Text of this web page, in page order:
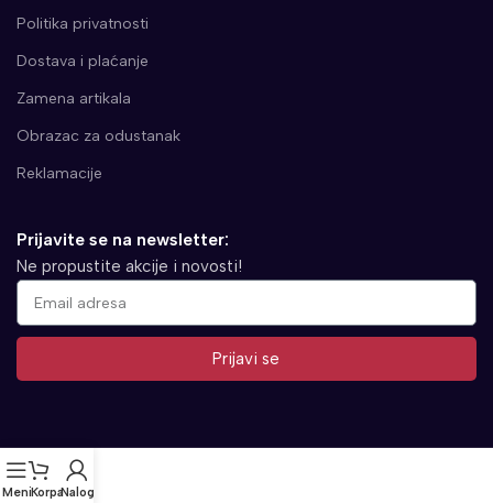
Politika privatnosti
Dostava i plaćanje
Zamena artikala
Obrazac za odustanak
Reklamacije
Prijavite se na newsletter:
Ne propustite akcije i novosti!
Prijavi se
MeniKorpaNalog